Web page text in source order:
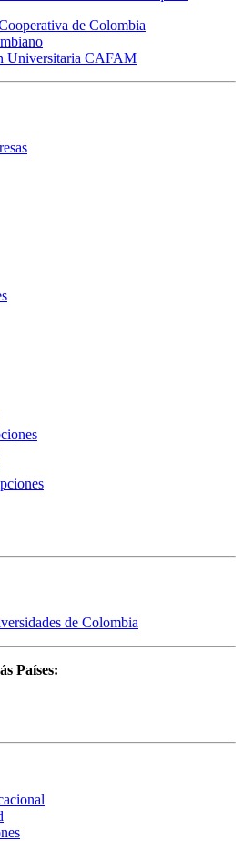
de Colombia
Universitaria CAFAM
de Colombia
Países: